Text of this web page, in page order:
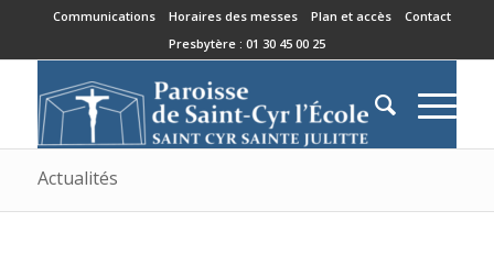
Communications Horaires des messes Plan et accès
Contact
Presbytère : 01 30 45 00 25
Actualités